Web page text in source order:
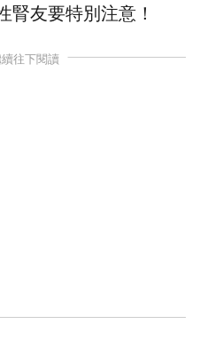
腎友要特別注意！
往下閱讀